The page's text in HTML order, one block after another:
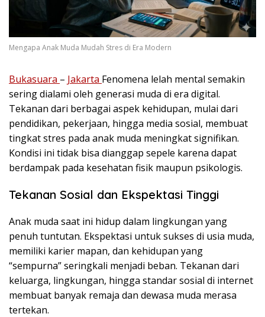
Mengapa Anak Muda Mudah Stres di Era Modern
Bukasuara – Jakarta Fenomena lelah mental semakin
sering dialami oleh generasi muda di era digital.
Tekanan dari berbagai aspek kehidupan, mulai dari
pendidikan, pekerjaan, hingga media sosial, membuat
tingkat stres pada anak muda meningkat signifikan.
Kondisi ini tidak bisa dianggap sepele karena dapat
berdampak pada kesehatan fisik maupun psikologis.
Tekanan Sosial dan Ekspektasi Tinggi
Anak muda saat ini hidup dalam lingkungan yang
penuh tuntutan. Ekspektasi untuk sukses di usia muda,
memiliki karier mapan, dan kehidupan yang
“sempurna” seringkali menjadi beban. Tekanan dari
keluarga, lingkungan, hingga standar sosial di internet
membuat banyak remaja dan dewasa muda merasa
tertekan.